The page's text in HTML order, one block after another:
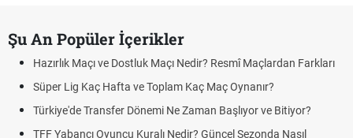
Şu An Popüler İçerikler
Hazırlık Maçı ve Dostluk Maçı Nedir? Resmî Maçlardan Farkları
Süper Lig Kaç Hafta ve Toplam Kaç Maç Oynanır?
Türkiye'de Transfer Dönemi Ne Zaman Başlıyor ve Bitiyor?
TFF Yabancı Oyuncu Kuralı Nedir? Güncel Sezonda Nasıl